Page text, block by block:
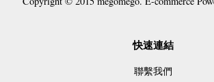
快速連結
聯繫我們